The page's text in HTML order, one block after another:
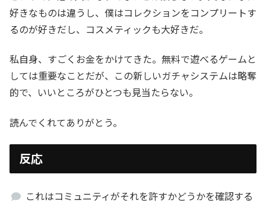
好きなものは違うし、僕はコレクションをコンプリートす
るのが好きだし、コスメティックも大好きだ。
私自身、すごくお金をかけてきた。無料で遊べるゲームと
しては重要なことだが、この新しいガチャシステムは略奪
的で、いいところがひとつも見当たらない。
読んでくれてありがとう。
反応
これはコミュニティがそれを許すかどうかを確認する